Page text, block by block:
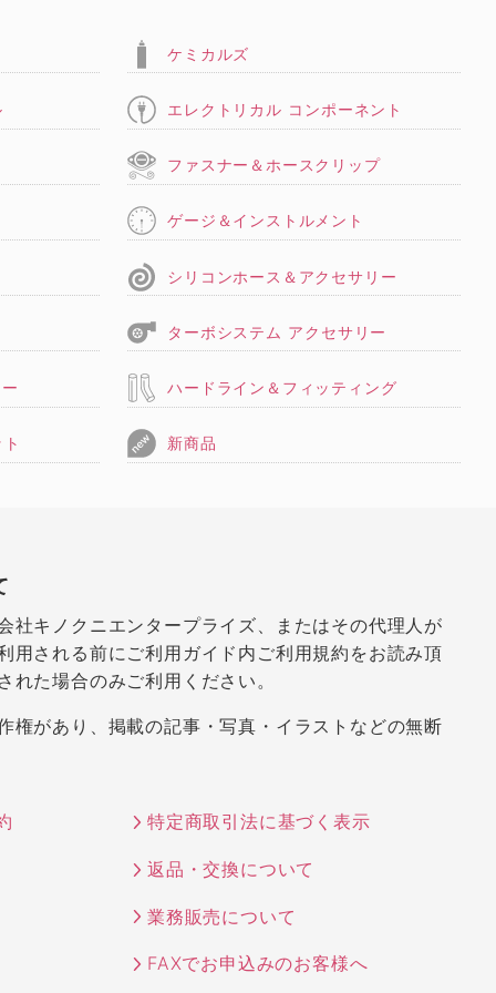
ケミカルズ
エレクトリカル コンポーネント
ファスナー＆ホースクリップ
ゲージ＆インストルメント
シリコンホース＆アクセサリー
ターボシステム アクセサリー
ハードライン＆フィッティング
新商品
社キノクニエンタープライズ、またはその代理人が
用される前にご利用ガイド内ご利用規約をお読み頂
れた場合のみご利用ください。
権があり、掲載の記事・写真・イラストなどの無断
特定商取引法に基づく表示
返品・交換について
業務販売について
FAXでお申込みのお客様へ